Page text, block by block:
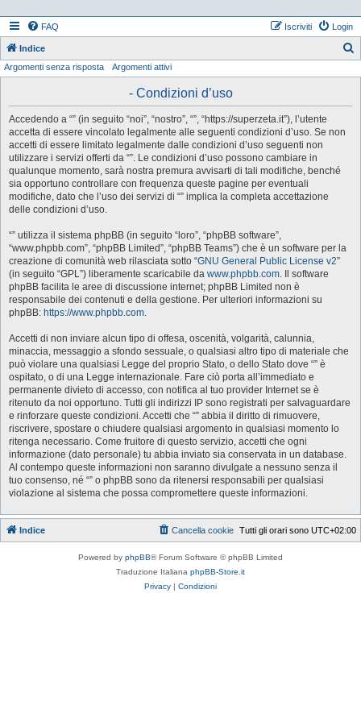
FAQ Login
Iscriviti
Indice
Argomenti senza risposta Argomenti attivi
- Condizioni d’uso
Accedendo a “” (in seguito “noi”, “nostro”, “”, “https://superzeta.it”), l’utente
accetta di essere vincolato legalmente alle seguenti condizioni d’uso. Se non
accetti di essere limitato legalmente dalle condizioni d’uso seguenti non
utilizzare i servizi offerti da “”. Le condizioni d’uso possono cambiare in
qualunque momento, sarà nostra premura avvisarti di tali modifiche, benché
sia opportuno controllare con frequenza queste pagine per eventuali
modifiche, dato che l’uso dei servizi di “” implica la completa accettazione
delle condizioni d’uso.
“” utilizza il sistema phpBB (in seguito “loro”, “phpBB software”,
“www.phpbb.com”, “phpBB Limited”, “phpBB Teams”) che è un software per la
creazione di comunità web rilasciata sotto “GNU General Public License v2”
(in seguito “GPL”) liberamente scaricabile da www.phpbb.com. Il software
phpBB facilita le aree di discussione internet; phpBB Limited non è
responsabile dei contenuti e della gestione. Per ulteriori informazioni su
phpBB: https://www.phpbb.com.
Accetti di non inviare alcun tipo di offesa, oscenità, volgarità, calunnia,
minaccia, messaggio a sfondo sessuale, o qualsiasi altro tipo di materiale che
può violare una qualsiasi Legge del proprio Stato, o dello Stato dove “” è
ospitato, o di una Legge internazionale. Fare ciò porta all’immediato e
permanente divieto di accesso, con notifica al tuo provider Internet se è
ritenuto da noi opportuno. Tutti gli indirizzi IP sono registrati per salvaguardare
e rinforzare queste condizioni. Accetti che “” abbia il diritto di rimuovere,
riscrivere, spostare o chiudere qualsiasi argomento in qualsiasi momento lo
ritenga necessario. Come fruitore di questo servizio, accetti che ogni
informazione (dato personale) tu abbia inviato sia conservata in un database.
Al contempo queste informazioni non saranno divulgate a nessuno senza il
tuo consenso, né “” o phpBB sono da ritenersi responsabili per qualsiasi
violazione al sistema che possa compromettere queste informazioni.
Indice Tutti gli orari sono UTC+02:00
Cancella cookie
Powered by phpBB® Forum Software © phpBB Limited
Traduzione Italiana phpBB-Store.it
Privacy | Condizioni